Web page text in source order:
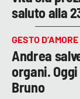
saluto alla
GESTO D’AMORE
Andrea
organi.
Bruno